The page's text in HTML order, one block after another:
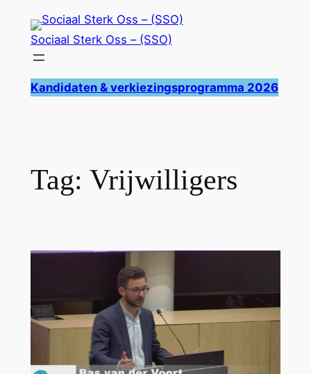
Sociaal Sterk Oss – (SSO)
Kandidaten & verkiezingsprogramma 2026
Tag: Vrijwilligers